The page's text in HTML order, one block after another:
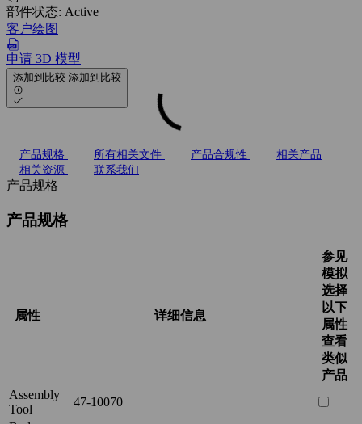
部件状态: Active
客户绘图
申请 3D 模型
添加到比较 添加到比较
产品规格 所有相关文件 产品合规性
相关产品
相关资源
联系我们
产品规格
产品规格
属性 详细信息
参见
模拟
选择
以下
属性
查看
类似
产品
Assembly
Tool
47-10070